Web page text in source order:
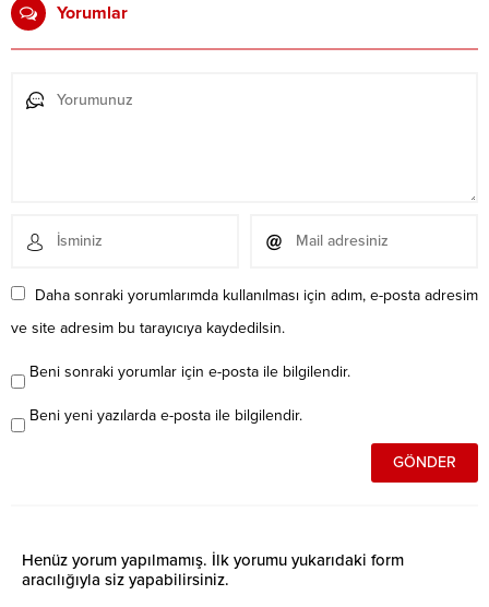
Yorumlar
Daha sonraki yorumlarımda kullanılması için adım, e-posta adresim
ve site adresim bu tarayıcıya kaydedilsin.
Beni sonraki yorumlar için e-posta ile bilgilendir.
Beni yeni yazılarda e-posta ile bilgilendir.
Henüz yorum yapılmamış. İlk yorumu yukarıdaki form
aracılığıyla siz yapabilirsiniz.